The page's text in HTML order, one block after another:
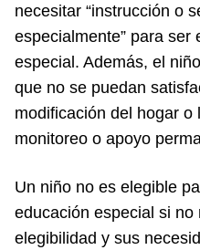
necesitar “instrucción o
especialmente” para ser
especial. Además, el
que no se puedan
modificación del hogar o
monitoreo o apoyo
Un niño no es elegible
educación especial si
elegibilidad y sus